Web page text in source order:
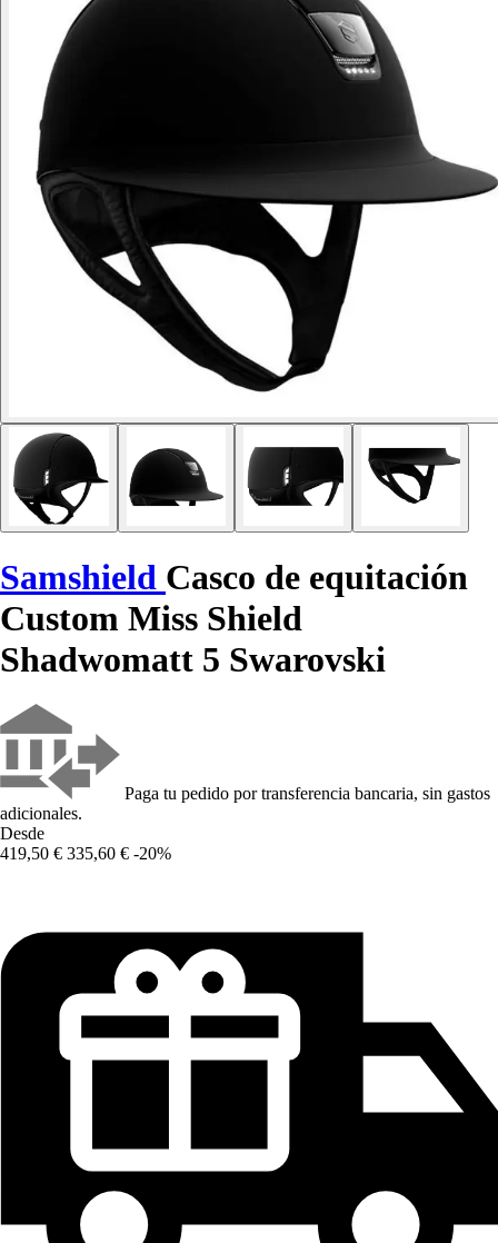
Samshield Casco de equitación
Custom Miss Shield
Shadwomatt 5 Swarovski
Paga tu pedido por transferencia bancaria, sin gastos
adicionales.
Desde
419,50 € 335,60 € -20%